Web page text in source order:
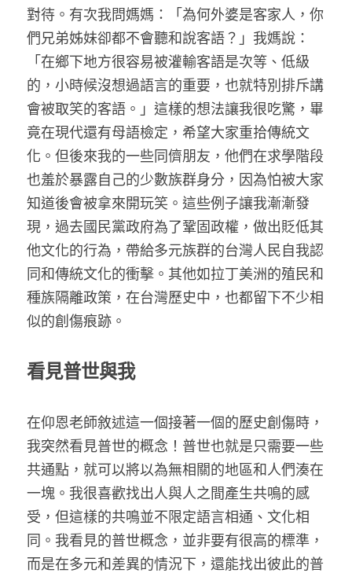
對待。有次我問媽媽：「為何外婆是客家人，你
們兄弟姊妹卻都不會聽和說客語？」我媽說：
「在鄉下地方很容易被灌輸客語是次等、低級
的，小時候沒想過語言的重要，也就特別排斥講
會被取笑的客語。」這樣的想法讓我很吃驚，畢
竟在現代還有母語檢定，希望大家重拾傳統文
化。但後來我的一些同儕朋友，他們在求學階段
也羞於暴露自己的少數族群身分，因為怕被大家
知道後會被拿來開玩笑。這些例子讓我漸漸發
現，過去國民黨政府為了鞏固政權，做出貶低其
他文化的行為，帶給多元族群的台灣人民自我認
同和傳統文化的衝擊。其他如拉丁美洲的殖民和
種族隔離政策，在台灣歷史中，也都留下不少相
似的創傷痕跡。
看見普世與我
在仰恩老師敘述這一個接著一個的歷史創傷時，
我突然看見普世的概念！普世也就是只需要一些
共通點，就可以將以為無相關的地區和人們湊在
一塊。我很喜歡找出人與人之間產生共鳴的感
受，但這樣的共鳴並不限定語言相通、文化相
同。我看見的普世概念，並非要有很高的標準，
而是在多元和差異的情況下，還能找出彼此的普